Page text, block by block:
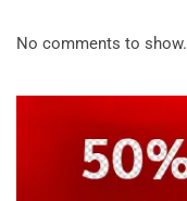
No comments to show.